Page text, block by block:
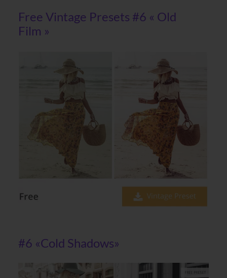
Free Vintage Presets #6 « Old
Film »
#6 «Cold Shadows»